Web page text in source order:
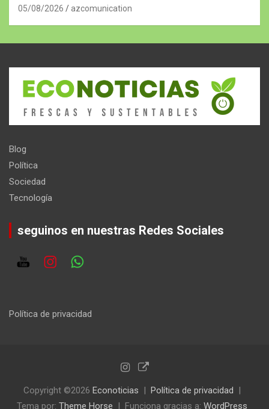
05/08/2026 azcomunication
Blog
Política
Sociedad
Tecnología
seguinos en nuestras Redes Sociales
Política de privacidad
Copyright ©2026 Econoticias
Política de privacidad
Tema por: Theme Horse Funciona gracias a: WordPress